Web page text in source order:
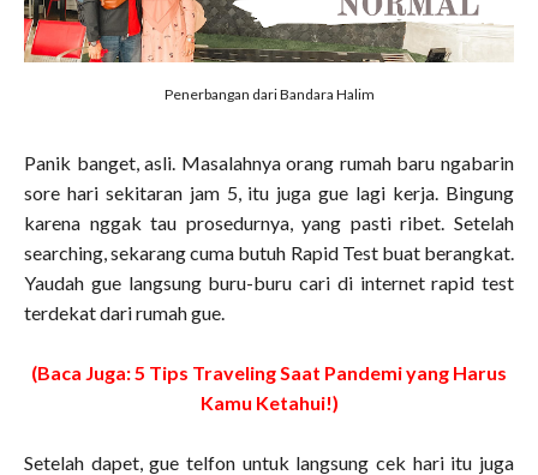
Penerbangan dari Bandara Halim
Panik banget, asli. Masalahnya orang rumah baru ngabarin
sore hari sekitaran jam 5, itu juga gue lagi kerja. Bingung
karena nggak tau prosedurnya, yang pasti ribet. Setelah
searching, sekarang cuma butuh Rapid Test buat berangkat.
Yaudah gue langsung buru-buru cari di internet rapid test
terdekat dari rumah gue.
(Baca Juga: 5 Tips Traveling Saat Pandemi yang Harus
Kamu Ketahui!)
Setelah dapet, gue telfon untuk langsung cek hari itu juga